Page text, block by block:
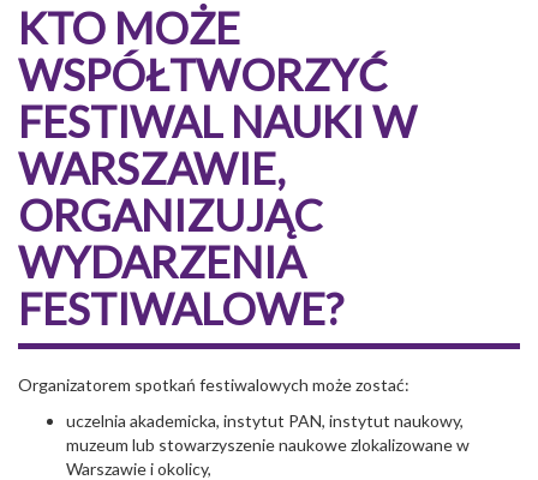
KTO MOŻE
WSPÓŁTWORZYĆ
FESTIWAL NAUKI W
WARSZAWIE,
ORGANIZUJĄC
WYDARZENIA
FESTIWALOWE?
Organizatorem spotkań festiwalowych może zostać:
uczelnia akademicka, instytut PAN, instytut naukowy,
muzeum lub stowarzyszenie naukowe zlokalizowane w
Warszawie i okolicy,